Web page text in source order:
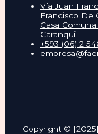
Vía Juan
Francisco De
Casa
Caranqui
+593 (06) 2
Copyright ©